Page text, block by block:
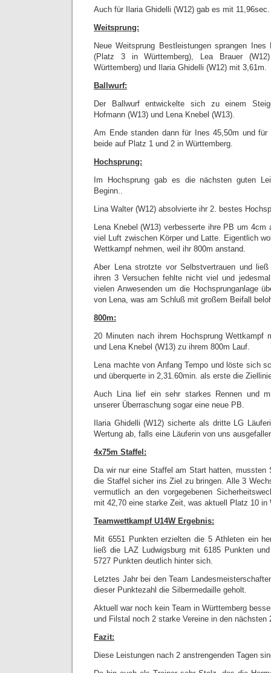
Auch für Ilaria Ghidelli (W12) gab es mit
Weitsprung:
Neue Weitsprung Bestleistungen sprangen
(Platz 3 in Württemberg), Lea Brauer
Württemberg) und Ilaria Ghidelli (W12) mit 3,61m.
Ballwurf:
Der Ballwurf entwickelte sich zu einem
Hofmann (W13) und Lena Knebel (W13).
Am Ende standen dann für Ines 45,50m und für
beide auf Platz 1 und 2 in Württemberg.
Hochsprung:
Im Hochsprung gab es die nächsten guten
Beginn..
Lina Walter (W12) absolvierte ihr 2. bestes
Lena Knebel (W13) verbesserte ihre PB um 4cm
viel Luft zwischen Körper und Latte. Eigentlich
Wettkampf nehmen, weil ihr 800m anstand.
Aber Lena strotzte vor Selbstvertrauen und
ihren 3 Versuchen fehlte nicht viel und
vielen Anwesenden um die Hochsprunganlage
von Lena, was am Schluß mit großem Beifall
800m:
20 Minuten nach ihrem Hochsprung Wettkampf
und Lena Knebel (W13) zu ihrem 800m Lauf.
Lena machte von Anfang Tempo und löste sich
und überquerte in 2,31.60min. als erste die
Auch Lina lief ein sehr starkes Rennen und
unserer Überraschung sogar eine neue PB.
Ilaria Ghidelli (W12) sicherte als dritte LG
Wertung ab, falls eine Läuferin von uns
4x75m Staffel:
Da wir nur eine Staffel am Start hatten, mussten
die Staffel sicher ins Ziel zu bringen. Alle 3
vermutlich an den vorgegebenen
mit 42,70 eine starke Zeit, was aktuell Platz 10 in
Teamwettkampf U14W Ergebnis:
Mit 6551 Punkten erzielten die 5 Athleten ein
ließ die LAZ Ludwigsburg mit 6185 Punkten
5727 Punkten deutlich hinter sich.
Letztes Jahr bei den Team
dieser Punktezahl die Silbermedaille geholt.
Aktuell war noch kein Team in Württemberg
und Filstal noch 2 starke Vereine in den nächsten
Fazit:
Diese Leistungen nach 2 anstrengenden Tagen